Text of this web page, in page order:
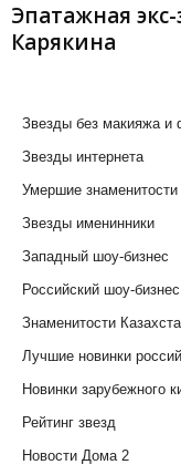
Эпатажная
Карякина
Звезды без макияжа и
Звезды интернета
Умершие знаменитости
Звезды именинники
Западный шоу-бизнес
Российский шоу-бизнес
Знаменитости
Лучшие новинки
Новинки зарубежного
Рейтинг звезд
Новости Дома 2